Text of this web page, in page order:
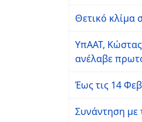
Θετικό κλίμα
ΥπΑΑΤ,
ανέλαβε
Έως τις 14
Συνάντηση με